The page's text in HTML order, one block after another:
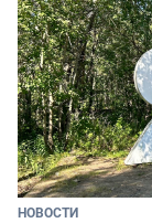
НОВОСТИ